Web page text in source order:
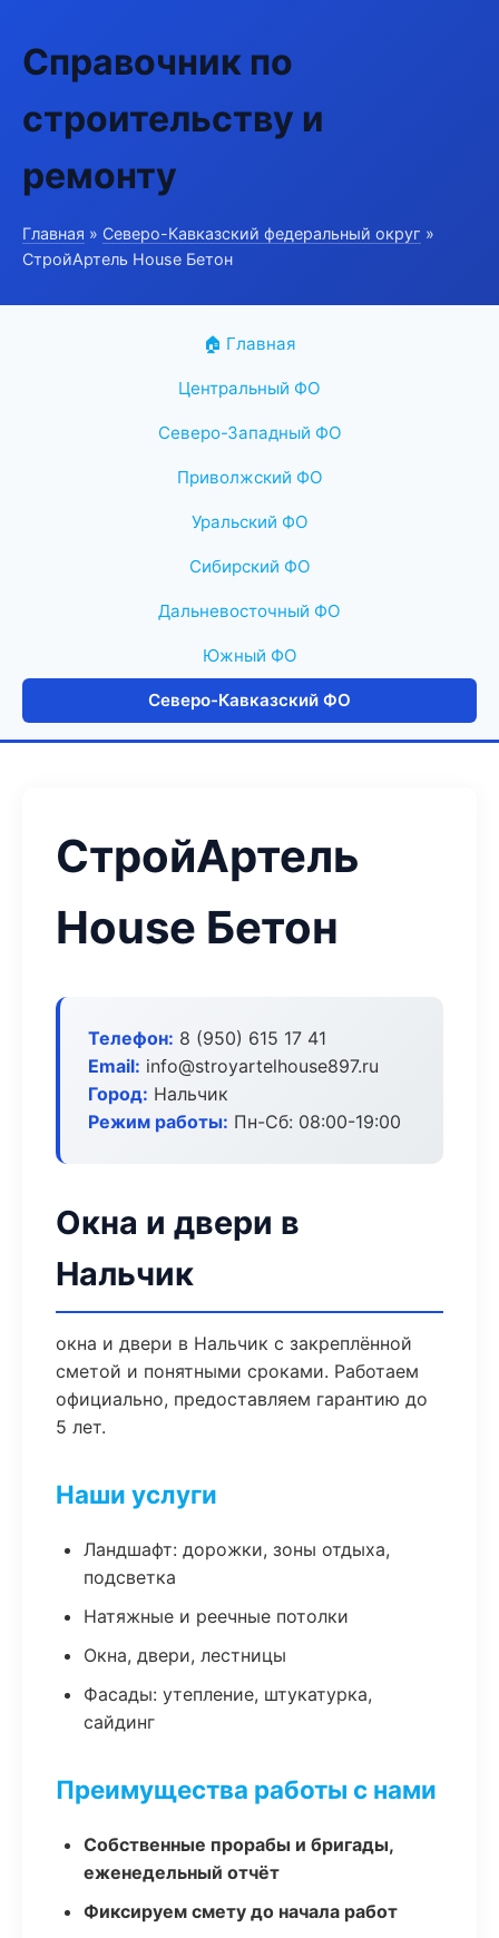
Справочник по
строительству и
ремонту
Главная » Северо-Кавказский федеральный округ »
СтройАртель House Бетон
🏠 Главная
Центральный ФО
Северо-Западный ФО
Приволжский ФО
Уральский ФО
Сибирский ФО
Дальневосточный ФО
Южный ФО
Северо-Кавказский ФО
СтройАртель
House Бетон
Телефон: 8 (950) 615 17 41
Email: info@stroyartelhouse897.ru
Город: Нальчик
Режим работы: Пн-Сб: 08:00-19:00
Окна и двери в
Нальчик
окна и двери в Нальчик с закреплённой
сметой и понятными сроками. Работаем
официально, предоставляем гарантию до
5 лет.
Наши услуги
Ландшафт: дорожки, зоны отдыха,
подсветка
Натяжные и реечные потолки
Окна, двери, лестницы
Фасады: утепление, штукатурка,
сайдинг
Преимущества работы с нами
Собственные прорабы и бригады,
еженедельный отчёт
Фиксируем смету до начала работ